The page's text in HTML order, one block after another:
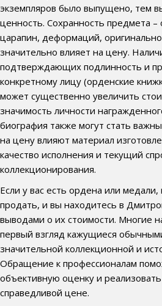
экземпляров было выпущено, тем
ценность. Сохранность предмета –
царапин, деформаций,
значительно влияет на цену.
подтверждающих подлинность и
конкретному лицу (орденские
может существенно увеличить
значимость личности
биография также могут стать
на цену влияют материал
качество исполнения и текущий
коллекционирования.
Если у вас есть ордена или
продать, и вы находитесь в
выводами о их стоимости. Многие
первый взгляд кажущиеся
значительной коллекционной и
Обращение к профессионалам
объективную оценку и
справедливой цене.